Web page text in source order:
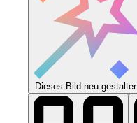
Dieses Bild neu